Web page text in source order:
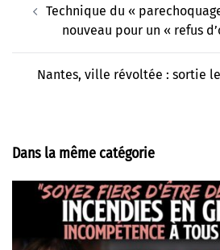
d’articleTechnique du «
nouveau pour un « refus
Nantes, ville révoltée : sortie
Dans la même catégorie